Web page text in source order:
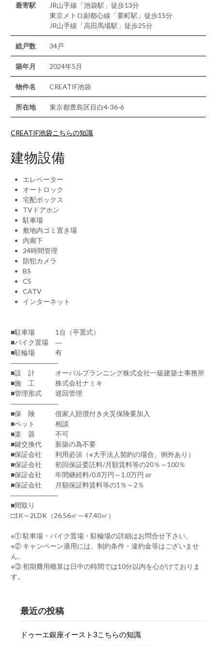
最寄駅
JR山手線「池袋駅」徒歩13分
東京メトロ副都心線「要町駅」徒歩15分
JR山手線「高田馬場駅」徒歩25分
総戸数 34戸
築年月 2024年5月
物件名 CREATIF池袋
所在地 東京都豊島区目白4-36-6
CREATIF池袋こちらの知識
建物設備
エレベーター
オートロック
宅配ボックス
TVドアホン
駐車場
敷地内ゴミ置き場
内廊下
24時間管理
防犯カメラ
BS
CS
CATV
インターネット
■駐車場 1台（平置式）
■バイク置場 ―
■駐輪場 有
―――――――
■設 計 オーバルプランニング株式会社一級建築士事務所
■施 工 株式会社ナミキ
■管理形式 巡回管理
―――――――
■保 険 借家人賠償付き火災保険要加入
■ペット 相談
■楽 器 不可
■鍵交換代 新築の為不要
■保証会社 利用必須（※大手法人契約の場合、例外あり）
■保証会社 初回保証委託料/月額賃料等の20％～100％
■保証会社 年間継続料/0.8万円～1.0万円 or
■保証会社 月額保証料賃料等の1％～2％
―――――――
■間取り
□1K～2LDK（26.56㎡～47.40㎡）
※① 駐車場・バイク置場・駐輪場の詳細はお問合せ下さい。
※② キャンペーン適用には、制約条件・違約金等はございませ
ん。
※③ 初期費用概算は日中の時間では10分以内を心がけておりま
す。
最近の投稿
ドゥーエ銀座イースト3こちらの知識